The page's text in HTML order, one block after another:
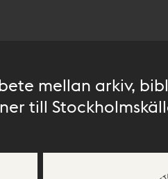
mellan arkiv,
till